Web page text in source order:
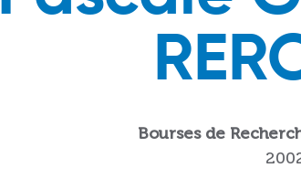
Bourses de